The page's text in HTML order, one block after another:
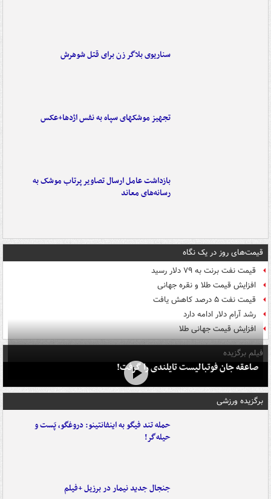
سناریوی بلاگر زن برای قتل شوهرش
تجهیز موشکهای سپاه به نفس اژدها+عکس
بازداشت عامل ارسال تصاویر پرتاب موشک به
رسانه‌های معاند
قیمت‌های روز در یک نگاه
قیمت نفت برنت به ۷۹ دلار رسید
افزایش قیمت طلا و نقره جهانی
قیمت نفت ۵ درصد کاهش یافت
رشد آرام دلار ادامه دارد
افزایش قیمت جهانی طلا
فیلم برگزیده
صاعقه جان فوتبالیست تایلندی را گرفت!
برگزیده ورزشی
حمله تند فیگو به اینفانتینو: دروغگو، پَست‌ و
حیله‌گر!
جنجال جدید نیمار در برزیل +فیلم